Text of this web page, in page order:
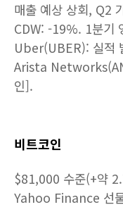
매출 예상 상회, Q2
CDW: -19%. 1분기
Uber(UBER): 실적
Arista
인].
비트코인
$81,000 수준(+약
Yahoo Finance 선